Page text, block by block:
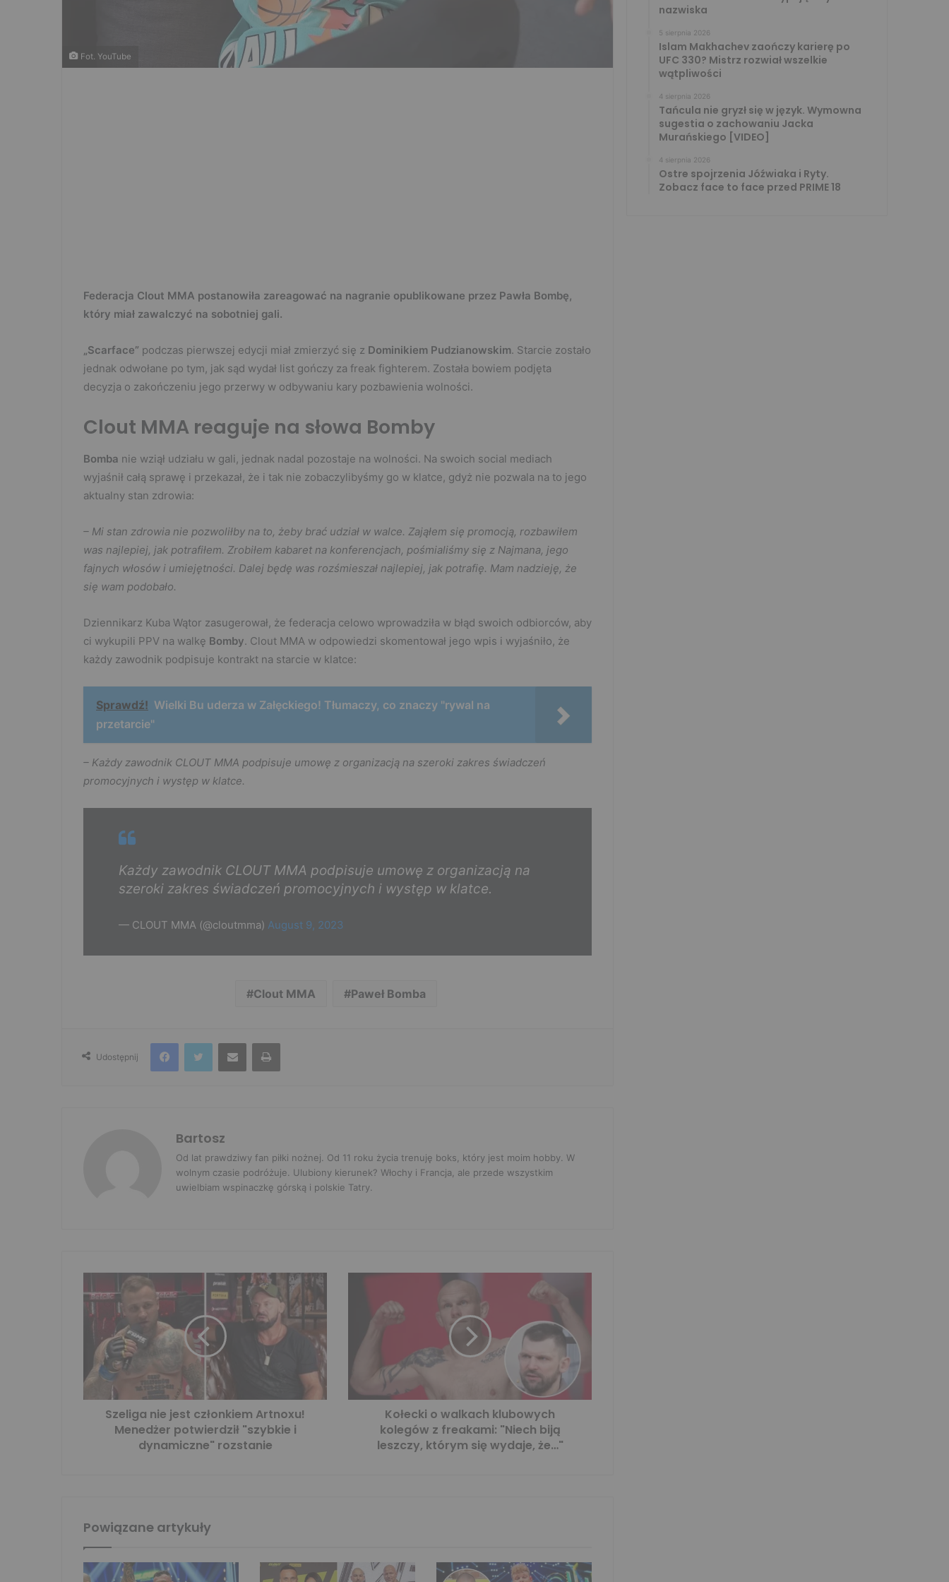
Fot. YouTube
Federacja Clout MMA postanowiła zareagować na nagranie opublikowane przez Pawła Bombę,
który miał zawalczyć na sobotniej gali.
„Scarface” podczas pierwszej edycji miał zmierzyć się z Dominikiem Pudzianowskim. Starcie zostało
jednak odwołane po tym, jak sąd wydał list gończy za freak fighterem. Została bowiem podjęta
decyzja o zakończeniu jego przerwy w odbywaniu kary pozbawienia wolności.
Clout MMA reaguje na słowa Bomby
Bomba nie wziął udziału w gali, jednak nadal pozostaje na wolności. Na swoich social mediach
wyjaśnił całą sprawę i przekazał, że i tak nie zobaczylibyśmy go w klatce, gdyż nie pozwala na to jego
aktualny stan zdrowia:
– Mi stan zdrowia nie pozwoliłby na to, żeby brać udział w walce. Zająłem się promocją, rozbawiłem
was najlepiej, jak potrafiłem. Zrobiłem kabaret na konferencjach, pośmialiśmy się z Najmana, jego
fajnych włosów i umiejętności. Dalej będę was rozśmieszał najlepiej, jak potrafię. Mam nadzieję, że
się wam podobało.
Dziennikarz Kuba Wątor zasugerował, że federacja celowo wprowadziła w błąd swoich odbiorców, aby
ci wykupili PPV na walkę Bomby. Clout MMA w odpowiedzi skomentował jego wpis i wyjaśniło, że
każdy zawodnik podpisuje kontrakt na starcie w klatce:
Sprawdź! Wielki Bu uderza w Załęckiego! Tłumaczy, co znaczy "rywal na
przetarcie"
– Każdy zawodnik CLOUT MMA podpisuje umowę z organizacją na szeroki zakres świadczeń
promocyjnych i występ w klatce.
Każdy zawodnik CLOUT MMA podpisuje umowę z organizacją na
szeroki zakres świadczeń promocyjnych i występ w klatce.
— CLOUT MMA (@cloutmma) August 9, 2023
Clout MMA Paweł Bomba
Udostępnij
FacebookTwitter Udostępnij przez e-mail Drukuj
Bartosz
Od lat prawdziwy fan piłki nożnej. Od 11 roku życia trenuję boks, który jest moim hobby. W
wolnym czasie podróżuje. Ulubiony kierunek? Włochy i Francja, ale przede wszystkim
uwielbiam wspinaczkę górską i polskie Tatry.
Szeliga nie jest członkiem Artnoxu!
Menedżer potwierdził "szybkie i
dynamiczne" rozstanie
Kołecki o walkach klubowych
kolegów z freakami: "Niech biją
leszczy, którym się wydaje, że…"
Powiązane artykuły
nazwiska
5 sierpnia 2026
Islam Makhachev zaończy karierę po
UFC 330? Mistrz rozwiał wszelkie
wątpliwości
4 sierpnia 2026
Tańcula nie gryzł się w język. Wymowna
sugestia o zachowaniu Jacka
Murańskiego [VIDEO]
4 sierpnia 2026
Ostre spojrzenia Jóźwiaka i Ryty.
Zobacz face to face przed PRIME 18